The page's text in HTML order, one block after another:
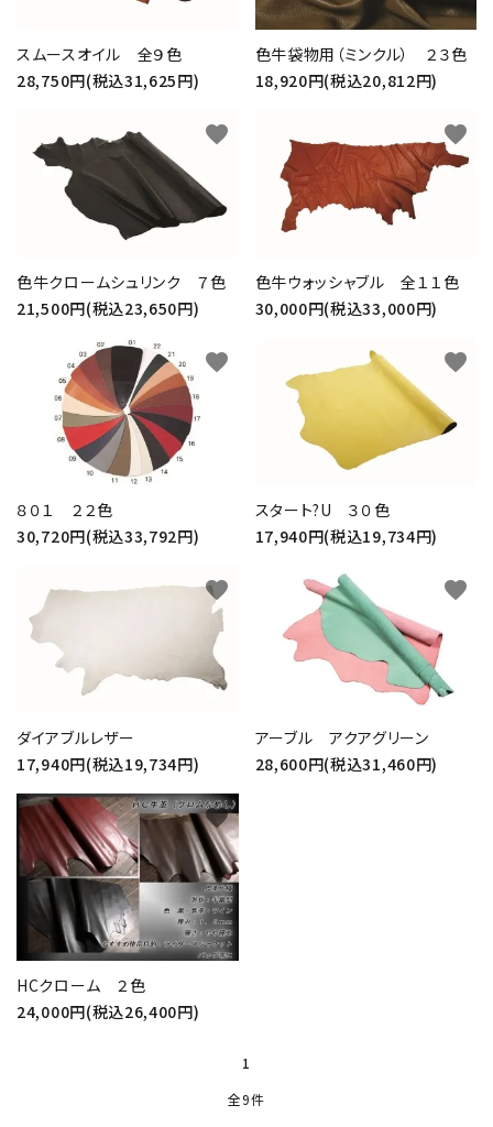
スムースオイル 全９色
28,750円(税込31,625円)
色牛袋物用（ミンクル） ２３色
18,920円(税込20,812円)
色牛クロームシュリンク ７色
21,500円(税込23,650円)
favorite
色牛ウォッシャブル 全１１色
30,000円(税込33,000円)
favorite
８０１ ２２色
30,720円(税込33,792円)
favorite
スタート?U ３０色
17,940円(税込19,734円)
favorite
ダイアブルレザー
17,940円(税込19,734円)
favorite
アーブル アクアグリーン
28,600円(税込31,460円)
favorite
HCクローム ２色
24,000円(税込26,400円)
favorite
1
全9件